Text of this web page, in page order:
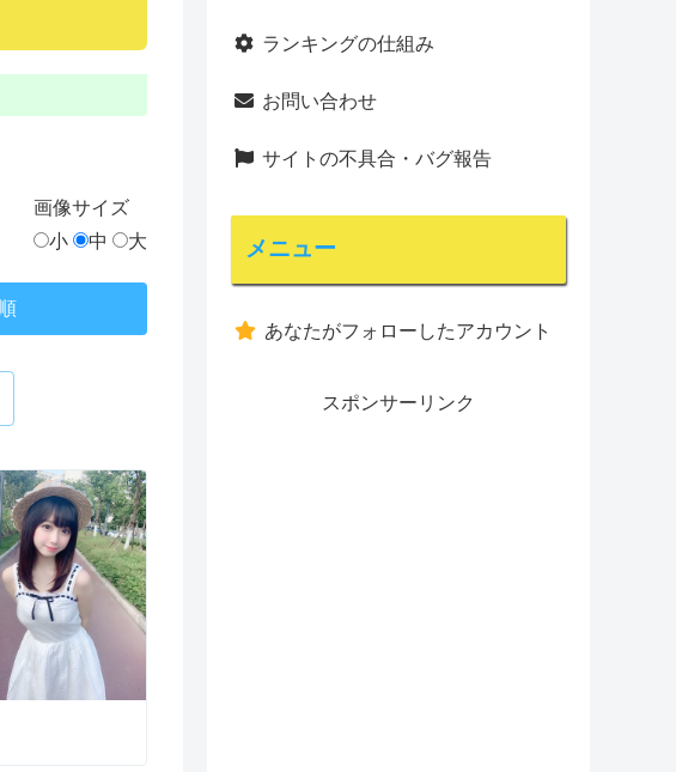
画像サイズ
小
中 大
ランキングの仕組み
お問い合わせ
サイトの不具合・バグ報告
メニュー
あなたがフォローしたアカウント
スポンサーリンク